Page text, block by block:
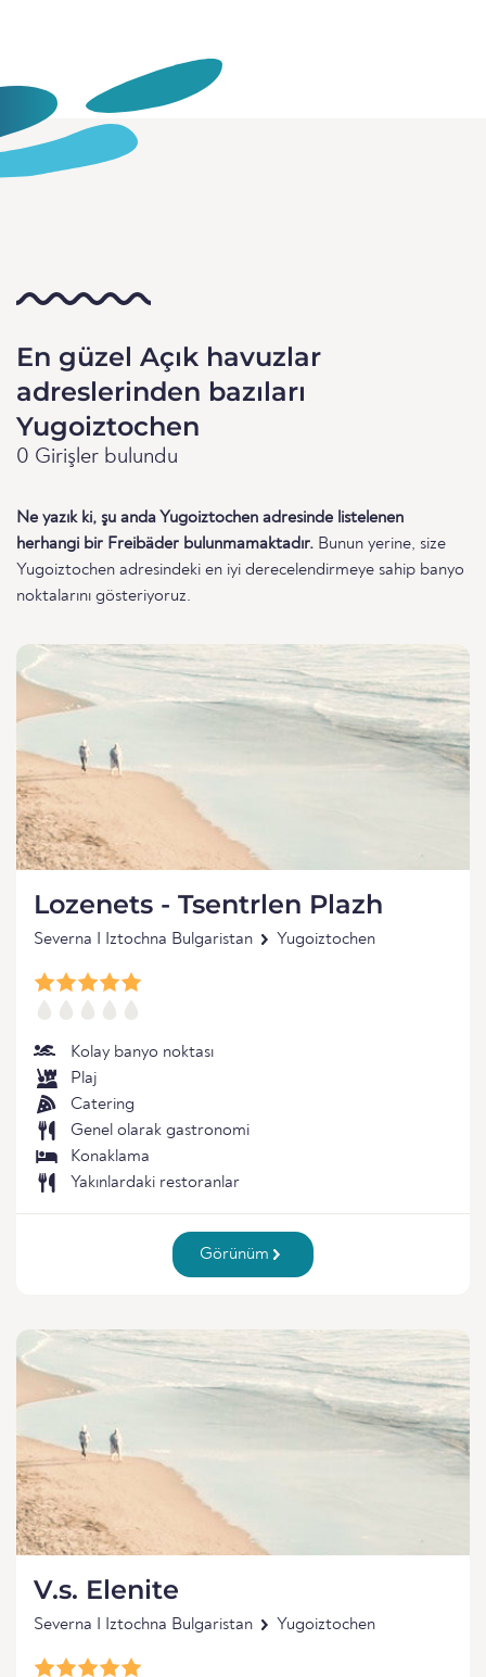
En güzel Açık havuzlar
adreslerinden bazıları
Yugoiztochen
0 Girişler bulundu
Ne yazık ki, şu anda Yugoiztochen adresinde listelenen
herhangi bir Freibäder bulunmamaktadır. Bunun yerine, size
Yugoiztochen adresindeki en iyi derecelendirmeye sahip banyo
noktalarını gösteriyoruz.
Lozenets - Tsentrlen Plazh
Severna I Iztochna Bulgaristan Yugoiztochen
Kolay banyo noktası
Plaj
Catering
Genel olarak gastronomi
Konaklama
Yakınlardaki restoranlar
Görünüm
V.s. Elenite
Severna I Iztochna Bulgaristan Yugoiztochen